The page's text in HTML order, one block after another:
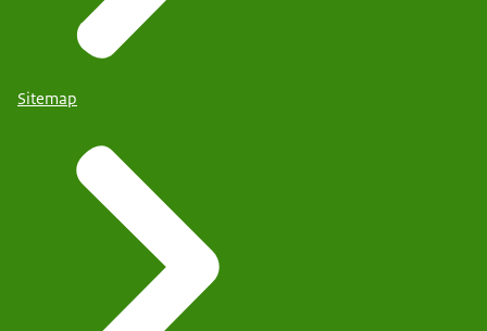
Sitemap